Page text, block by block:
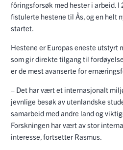
fôringsforsøk med hester i arbeid. I
fistulerte hestene til Ås, og en helt
startet.
Hestene er Europas eneste utstyrt
som gir direkte tilgang til
er de mest avanserte for
– Det har vært et internasjonalt
jevnlige besøk av utenlandske
samarbeid med andre land og
Forskningen har vært av stor
interesse, fortsetter Rasmus.